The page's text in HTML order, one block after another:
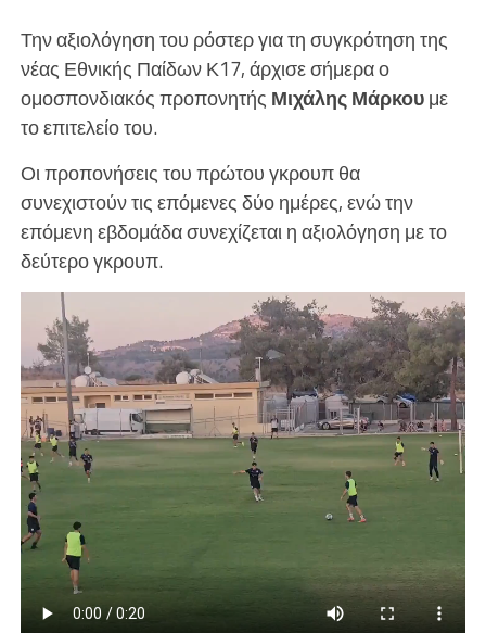
Την αξιολόγηση του ρόστερ για τη συγκρότηση της
νέας Εθνικής Παίδων Κ17, άρχισε σήμερα ο
ομοσπονδιακός προπονητής Μιχάλης Μάρκουμε
το επιτελείο του.
Οι προπονήσεις του πρώτου γκρουπ θα
συνεχιστούν τις επόμενες δύο ημέρες, ενώ την
επόμενη εβδομάδα συνεχίζεται η αξιολόγηση με το
δεύτερο γκρουπ.